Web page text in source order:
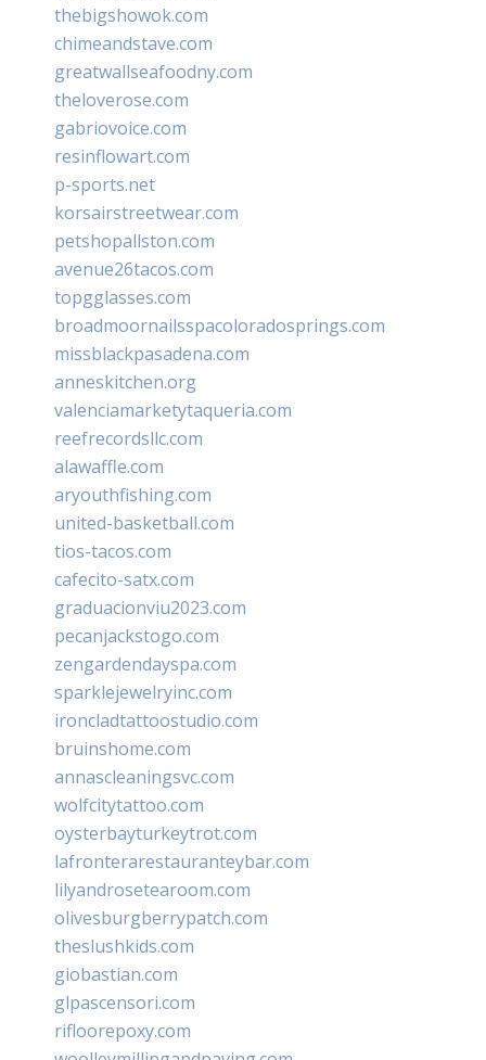
thebigshowok.com
chimeandstave.com
greatwallseafoodny.com
theloverose.com
gabriovoice.com
resinflowart.com
p-sports.net
korsairstreetwear.com
petshopallston.com
avenue26tacos.com
topgglasses.com
broadmoornailsspacoloradosprings.com
missblackpasadena.com
anneskitchen.org
valenciamarketytaqueria.com
reefrecordsllc.com
alawaffle.com
aryouthfishing.com
united-basketball.com
tios-tacos.com
cafecito-satx.com
graduacionviu2023.com
pecanjackstogo.com
zengardendayspa.com
sparklejewelryinc.com
ironcladtattoostudio.com
bruinshome.com
annascleaningsvc.com
wolfcitytattoo.com
oysterbayturkeytrot.com
lafronterarestauranteybar.com
lilyandrosetearoom.com
olivesburgberrypatch.com
theslushkids.com
giobastian.com
glpascensori.com
rifloorepoxy.com